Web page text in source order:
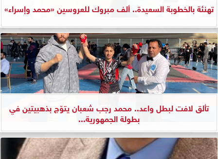
تهنئة بالخطوبة السعيدة.. ألف مبروك للعروسين «محمد وإسراء»
تألق لافت لبطل واعد.. محمد رجب شعبان يتوّج بذهبيتين في
بطولة الجمهورية...